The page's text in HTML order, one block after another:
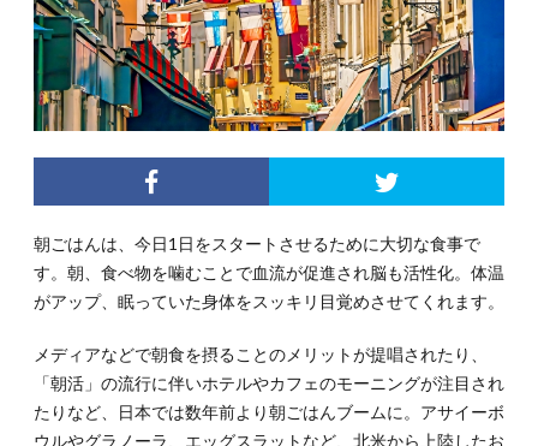
朝ごはんは、今日1日をスタートさせるために大切な食事で
す。朝、食べ物を噛むことで血流が促進され脳も活性化。体温
がアップ、眠っていた身体をスッキリ目覚めさせてくれます。
メディアなどで朝食を摂ることのメリットが提唱されたり、
「朝活」の流行に伴いホテルやカフェのモーニングが注目され
たりなど、日本では数年前より朝ごはんブームに。アサイーボ
ウルやグラノーラ、エッグスラットなど、北米から上陸したお